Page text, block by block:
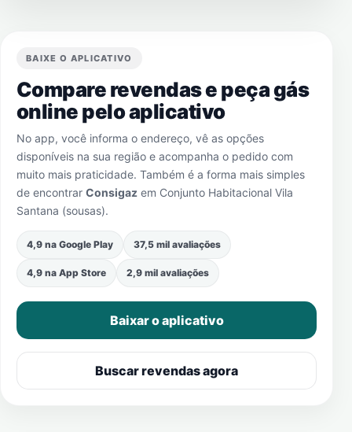
BAIXE O APLICATIVO
Compare revendas e peça gás
online pelo aplicativo
No app, você informa o endereço, vê as opções
disponíveis na sua região e acompanha o pedido com
muito mais praticidade. Também é a forma mais simples
de encontrar Consigaz em Conjunto Habitacional Vila
Santana (sousas).
4,9 na Google Play 37,5 mil avaliações
4,9 na App Store 2,9 mil avaliações
Baixar o aplicativo
Buscar revendas agora